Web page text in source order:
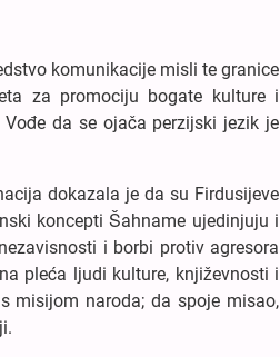
komunikacije misli te granice
za promociju bogate kulture i
da se ojača perzijski jezik je
dokazala je da su Firdusijeve
koncepti Šahname ujedinjuju i
i borbi protiv agresora
pleća ljudi kulture, književnosti i
misijom naroda; da spoje misao,